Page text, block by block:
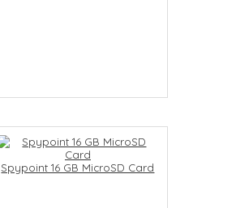
Spypoint 16 GB MicroSD Card